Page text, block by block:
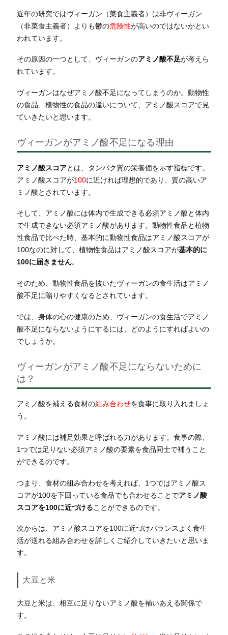
近年の研究ではヴィーガン（菜食主義者）は非ヴィーガン
（非菜食主義者）よりも鬱の危険性が高いのではないかとい
われています。
その原因の一つとして、ヴィーガンのアミノ酸不足が考えら
れています。
ヴィーガンはなぜアミノ酸不足になってしまうのか。動物性
の食品、植物性の食品の違いについて、アミノ酸スコアで見
ていきたいと思います。
ヴィーガンがアミノ酸不足になる理由
アミノ酸スコアとは、タンパク質の栄養価を示す指標です。
アミノ酸スコアが100に近ければ理想的であり、質の高いア
ミノ酸とされています。
そして、アミノ酸には体内で生成できる必須アミノ酸と体内
で生成できない必須アミノ酸があります。動物性食品と植物
性食品で比べた時、基本的に動物性食品はアミノ酸スコアが
100なのに対して、植物性食品はアミノ酸スコアが基本的に
100に届きません。
そのため、動物性食品を抜いたヴィーガンの食生活はアミノ
酸不足に陥りやすくなるとされています。
では、身体の心の健康のため、ヴィーガンの食生活でアミノ
酸不足にならないようにするには、どのようにすればよいの
でしょうか。
ヴィーガンがアミノ酸不足にならないために
は？
アミノ酸を補える食材の組み合わせを食事に取り入れましょ
う。
アミノ酸には補足効果と呼ばれる力があります。食事の際、
1つでは足りない必須アミノ酸の要素を食品同士で補うこと
ができるのです。
つまり、食材の組み合わせを考えれば、1つではアミノ酸ス
コアが100を下回っている食品でも合わせることでアミノ酸
スコアを100に近づけることができるのです。
次からは、アミノ酸スコアを100に近づけバランスよく食生
活が送れる組み合わせを詳しくご紹介していきたいと思いま
す。
大豆と米
大豆と米は、相互に足りないアミノ酸を補いあえる関係で
す。